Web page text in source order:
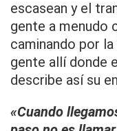
escasean y el
gente a menudo
caminando por
gente allí donde
describe así su
«Cuando